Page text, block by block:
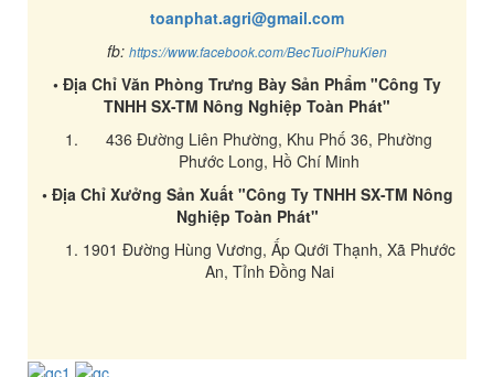
toanphat.agri@gmail.com
fb: https://www.facebook.com/BecTuoiPhuKien
• Địa Chỉ Văn Phòng Trưng Bày Sản Phẩm "Công Ty
TNHH SX-TM Nông Nghiệp Toàn Phát"
436 Đường Liên Phường, Khu Phố 36, Phường
Phước Long, Hồ Chí Minh
• Địa Chỉ Xưởng Sản Xuất "Công Ty TNHH SX-TM Nông
Nghiệp Toàn Phát"
1901 Đường Hùng Vương, Ấp Qưới Thạnh, Xã Phước
An, Tỉnh Đồng Nai